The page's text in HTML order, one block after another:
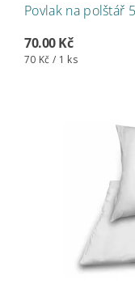
Povlak na polštář
70.00 Kč
70 Kč / 1 ks